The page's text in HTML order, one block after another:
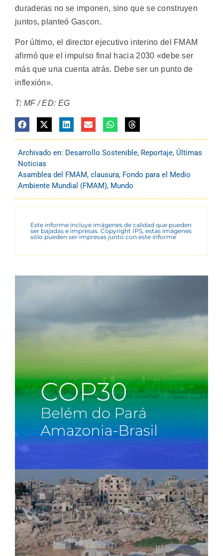
duraderas no se imponen, sino que se construyen
juntos, planteó Gascon.
Por último, el director ejecutivo interino del FMAM
afirmó que el impulso final hacia 2030 «debe ser
más que una cuenta atrás. Debe ser un punto de
inflexión».
T: MF / ED: EG
Archivado en: Desarrollo Sostenible, Reportaje, Últimas
Noticias
Asamblea del FMAM, clausura, Fondo para el Medio
Ambiente Mundial (FMAM), Mundo
Este informe incluye imágenes de calidad que pueden
ser bajadas e impresas. Copyright IPS, estas imágenes
sólo pueden ser impresas junto con este informe